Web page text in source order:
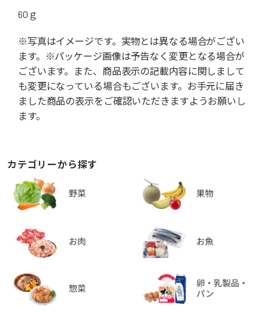
60ｇ
※写真はイメージです。実物とは異なる場合がござい
ます。※パッケージ画像は予告なく変更となる場合が
ございます。また、商品表示の記載内容に関しまして
も変更になっている場合もございます。お手元に届き
ました商品の表示をご確認いただきますようお願いし
ます。
カテゴリーから探す